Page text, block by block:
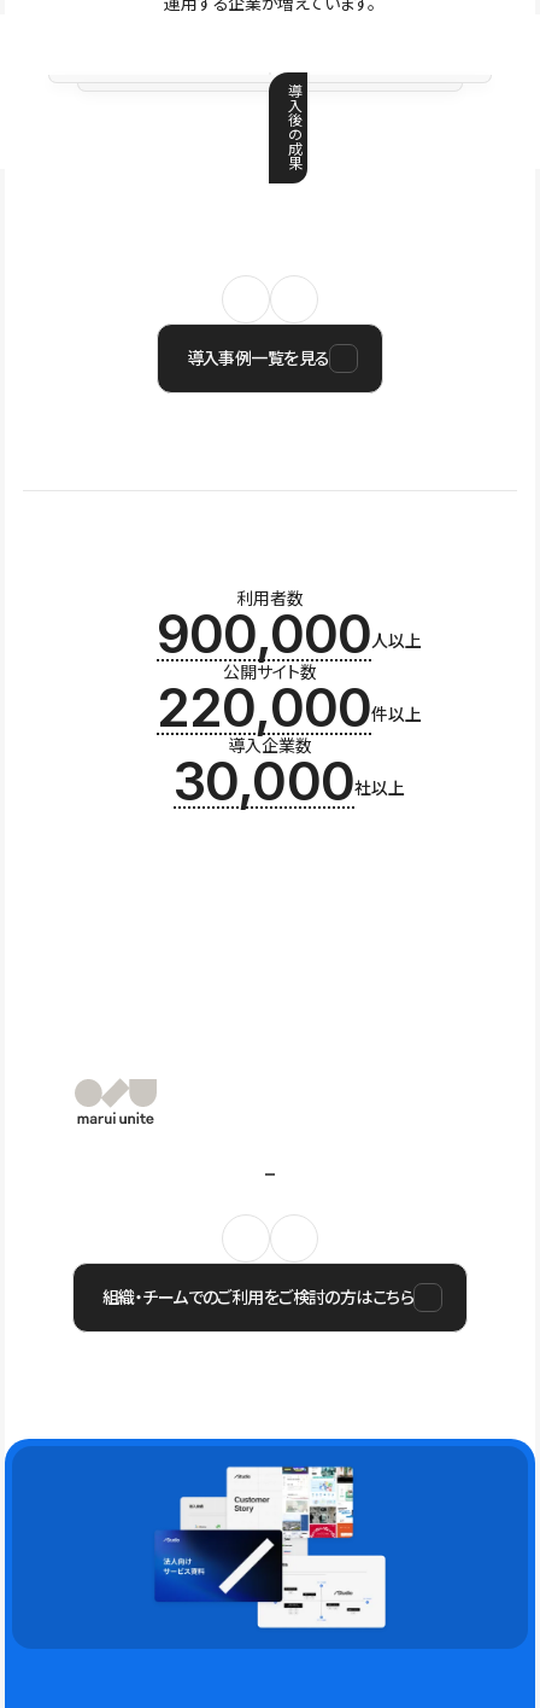
導
入
後
の
成
果
導入事例一覧を見る
利用者数
900,000人以上
公開サイト数
220,000件以上
導入企業数
30,000社以上
組織・チームでのご利用をご検討の方はこちら